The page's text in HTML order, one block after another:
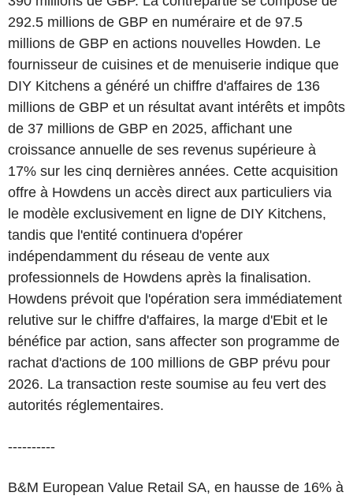
292.5 millions de GBP en numéraire et de 97.5
millions de GBP en actions nouvelles Howden. Le
fournisseur de cuisines et de menuiserie indique que
DIY Kitchens a généré un chiffre d'affaires de 136
millions de GBP et un résultat avant intérêts et impôts
de 37 millions de GBP en 2025, affichant une
croissance annuelle de ses revenus supérieure à
17% sur les cinq dernières années. Cette acquisition
offre à Howdens un accès direct aux particuliers via
le modèle exclusivement en ligne de DIY Kitchens,
tandis que l'entité continuera d'opérer
indépendamment du réseau de vente aux
professionnels de Howdens après la finalisation.
Howdens prévoit que l'opération sera immédiatement
relutive sur le chiffre d'affaires, la marge d'Ebit et le
bénéfice par action, sans affecter son programme de
rachat d'actions de 100 millions de GBP prévu pour
2026. La transaction reste soumise au feu vert des
autorités réglementaires.
----------
B&M European Value Retail SA, en hausse de 16% à